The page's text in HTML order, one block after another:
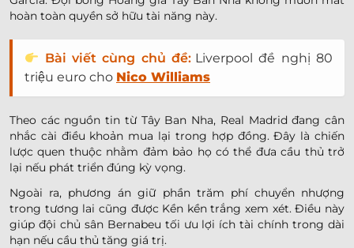
hoàn toàn quyền sở hữu tài năng này.
Bài viết cùng chủ đề: Liverpool đề nghị 80
triệu euro cho Nico Williams
Theo các nguồn tin từ Tây Ban Nha, Real Madrid đang cân
nhắc cài điều khoản mua lại trong hợp đồng. Đây là chiến
lược quen thuộc nhằm đảm bảo họ có thể đưa cầu thủ trở
lại nếu phát triển đúng kỳ vọng.
Ngoài ra, phương án giữ phần trăm phí chuyển nhượng
trong tương lai cũng được Kền kền trắng xem xét. Điều này
giúp đội chủ sân Bernabeu tối ưu lợi ích tài chính trong dài
hạn nếu cầu thủ tăng giá trị.